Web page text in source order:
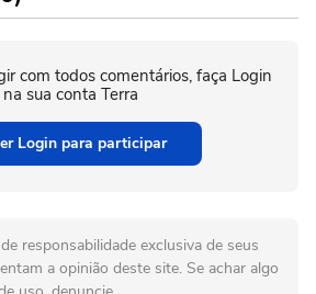
com todos comentários, faça Login
na sua conta Terra
Login para participar
responsabilidade exclusiva de seus
a opinião deste site. Se achar algo